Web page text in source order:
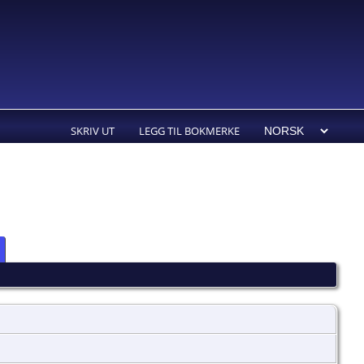
SKRIV UT LEGG TIL BOKMERKE